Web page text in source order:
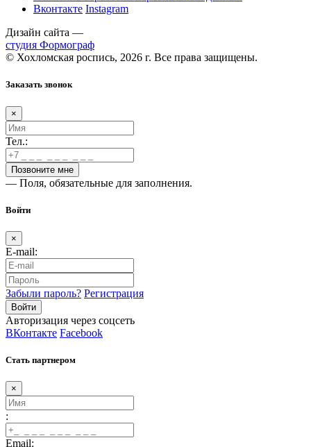
Вконтакте Instagram
Дизайн сайта —
студия Формограф
© Хохломская роспись, 2026 г. Все права защищены.
Заказать звонок
×
Тел.:
— Поля, обязательные для заполнения.
Войти
×
E-mail:
Забыли пароль? Регистрация
Авторизация через соцсеть
ВКонтакте Facebook
Стать партнером
×
:
Email: